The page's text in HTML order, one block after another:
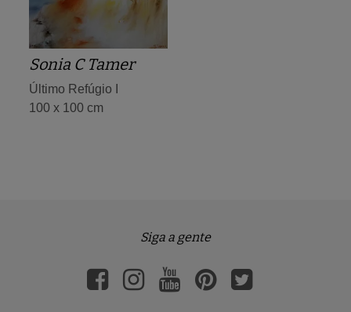
Sonia C Tamer
Último Refúgio I
100 x 100 cm
Siga a gente